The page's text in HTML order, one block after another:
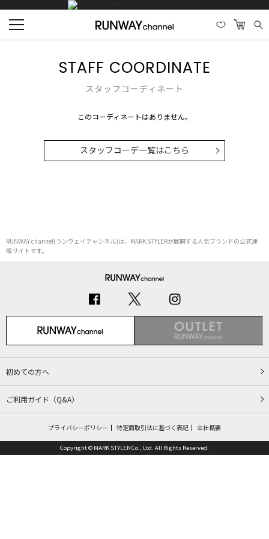
STAFF COORDINATE
スタッフコーディネート
このコーディネートはありません。
スタッフコーデ一覧はこちら
RUNWAY channel(ランウェイチャンネル)は、MARK STYLERが展開する人気ブランドの公式通
販サイトです。
初めての方へ
ご利用ガイド（Q&A）
プライバシーポリシー 特定商取引法に基づく表記 会社概要
Copyright © MARK STYLER Co., Ltd. All Rights Reserved.